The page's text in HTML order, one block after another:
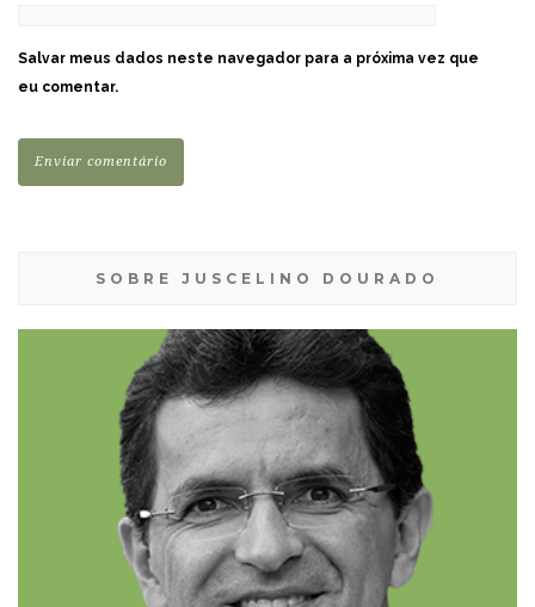
Salvar meus dados neste navegador para a próxima vez que
eu comentar.
SOBRE JUSCELINO DOURADO